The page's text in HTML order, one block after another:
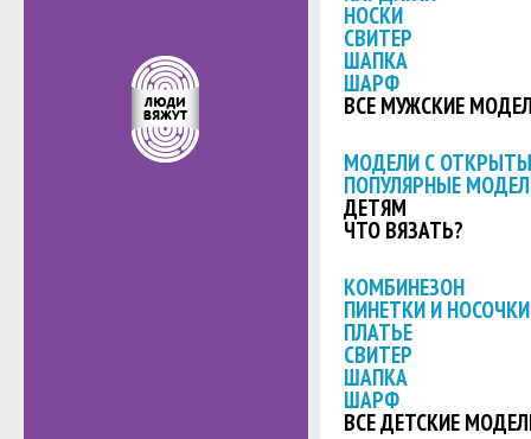
НОСКИ
СВИТЕР
ШАПКА
ШАРФ
ВСЕ МУЖСКИЕ
МОДЕЛИ С
ПОПУЛЯРНЫЕ
ДЕТЯМ
ЧТО ВЯЗАТЬ?
КОМБИНЕЗОН
ПИНЕТКИ И НОСОЧКИ
ПЛАТЬЕ
СВИТЕР
ШАПКА
ШАРФ
ВСЕ ДЕТСКИЕ